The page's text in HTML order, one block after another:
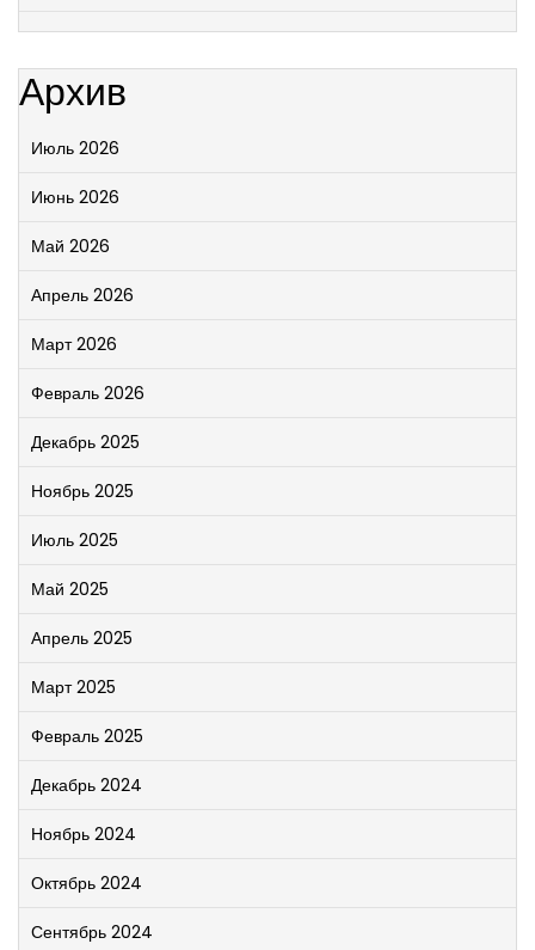
Архив
Июль 2026
Июнь 2026
Май 2026
Апрель 2026
Март 2026
Февраль 2026
Декабрь 2025
Ноябрь 2025
Июль 2025
Май 2025
Апрель 2025
Март 2025
Февраль 2025
Декабрь 2024
Ноябрь 2024
Октябрь 2024
Сентябрь 2024